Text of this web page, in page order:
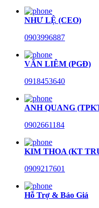
NHƯ LỆ (CEO)
0903996887
VĂN LIÊM (PGĐ)
0918453640
ANH QUANG
0902661184
KIM THOA (KT
0909217601
Hỗ Trợ & Báo Giá